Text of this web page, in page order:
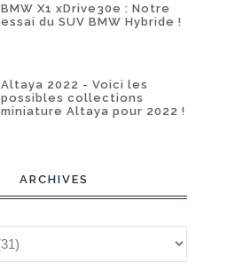
BMW X1 xDrive30e : Notre
essai du SUV BMW Hybride !
Altaya 2022 - Voici les
possibles collections
miniature Altaya pour 2022 !
ARCHIVES